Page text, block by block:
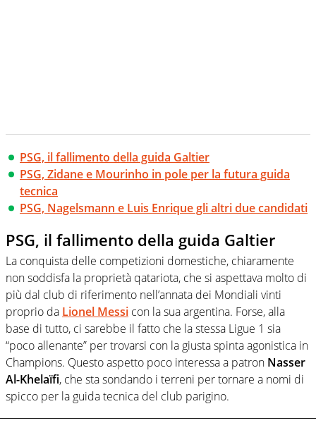
PSG, il fallimento della guida Galtier
PSG, Zidane e Mourinho in pole per la futura guida
tecnica
PSG, Nagelsmann e Luis Enrique gli altri due candidati
PSG, il fallimento della guida Galtier
La conquista delle competizioni domestiche, chiaramente
non soddisfa la proprietà qatariota, che si aspettava molto di
più dal club di riferimento nell’annata dei Mondiali vinti
proprio da Lionel Messi con la sua argentina. Forse, alla
base di tutto, ci sarebbe il fatto che la stessa Ligue 1 sia
“poco allenante” per trovarsi con la giusta spinta agonistica in
Champions. Questo aspetto poco interessa a patron Nasser
Al-Khelaïfi, che sta sondando i terreni per tornare a nomi di
spicco per la guida tecnica del club parigino.